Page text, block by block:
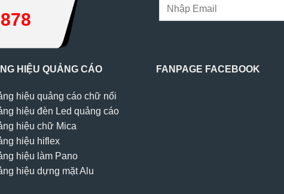
HIỆU QUẢNG CÁO
hiệu quảng cáo chữ nổi
hiệu đèn Led quảng cáo
hiệu chữ Mica
hiệu hiflex
hiệu làm Pano
hiệu dựng mặt Alu
FANPAGE FACEBOOK